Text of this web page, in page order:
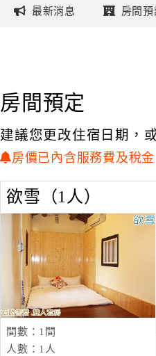
最新消息 房間預
房間預定
建議您更改住宿日期，
房價已內含服務費及稅金
欲雪（1人）
間數：1間
人數：1人